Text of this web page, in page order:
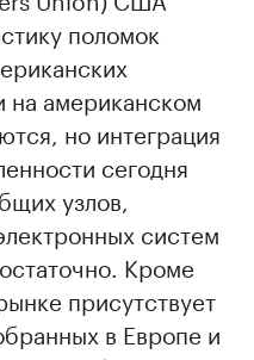
поломок
на американском
но интеграция
сегодня
узлов,
систем
Кроме
присутствует
в Европе и